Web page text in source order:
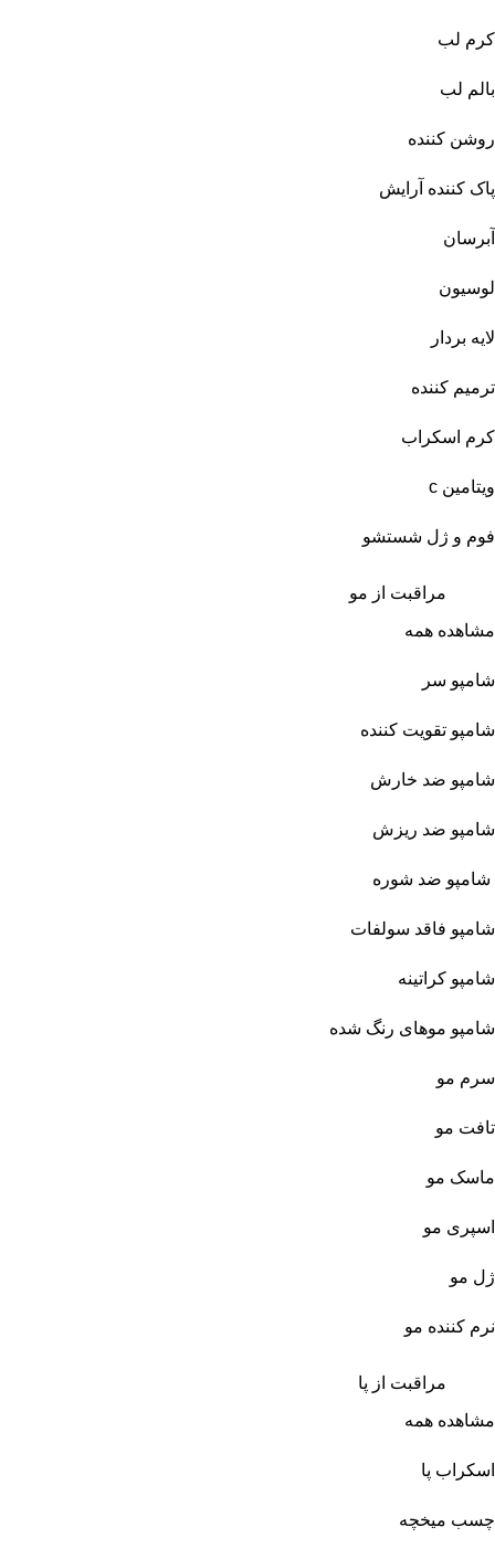
کرم لب
بالم لب
روشن کننده
پاک کننده آرایش
آبرسان
لوسیون
لایه بردار
ترمیم کننده
کرم اسکراب
ویتامین c
فوم و ژل شستشو
مراقبت از مو
مشاهده همه
شامپو سر
شامپو تقویت کننده
شامپو ضد خارش
شامپو ضد ریزش
شامپو ضد شوره
شامپو فاقد سولفات
شامپو کراتینه
شامپو موهای رنگ شده
سرم مو
تافت مو
ماسک مو
اسپری مو
ژل مو
نرم کننده مو
مراقبت از پا
مشاهده همه
اسکراب پا
چسب میخچه